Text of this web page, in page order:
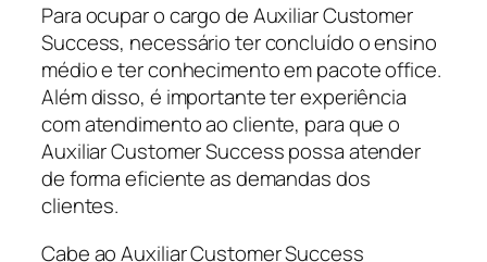
Para ocupar o cargo de Auxiliar Customer
Success, necessário ter concluído o ensino
médio e ter conhecimento em pacote office.
Além disso, é importante ter experiência
com atendimento ao cliente, para que o
Auxiliar Customer Success possa atender
de forma eficiente as demandas dos
clientes.
Cabe ao Auxiliar Customer Success